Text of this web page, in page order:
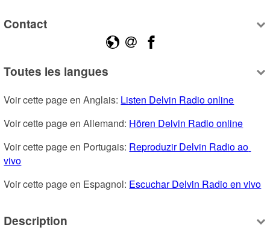
Contact
Toutes les langues
Voir cette page en Anglais: Listen Delvin Radio online
Voir cette page en Allemand: Hören Delvin Radio online
Voir cette page en Portugais: Reproduzir Delvin Radio ao
vivo
Voir cette page en Espagnol: Escuchar Delvin Radio en vivo
Description